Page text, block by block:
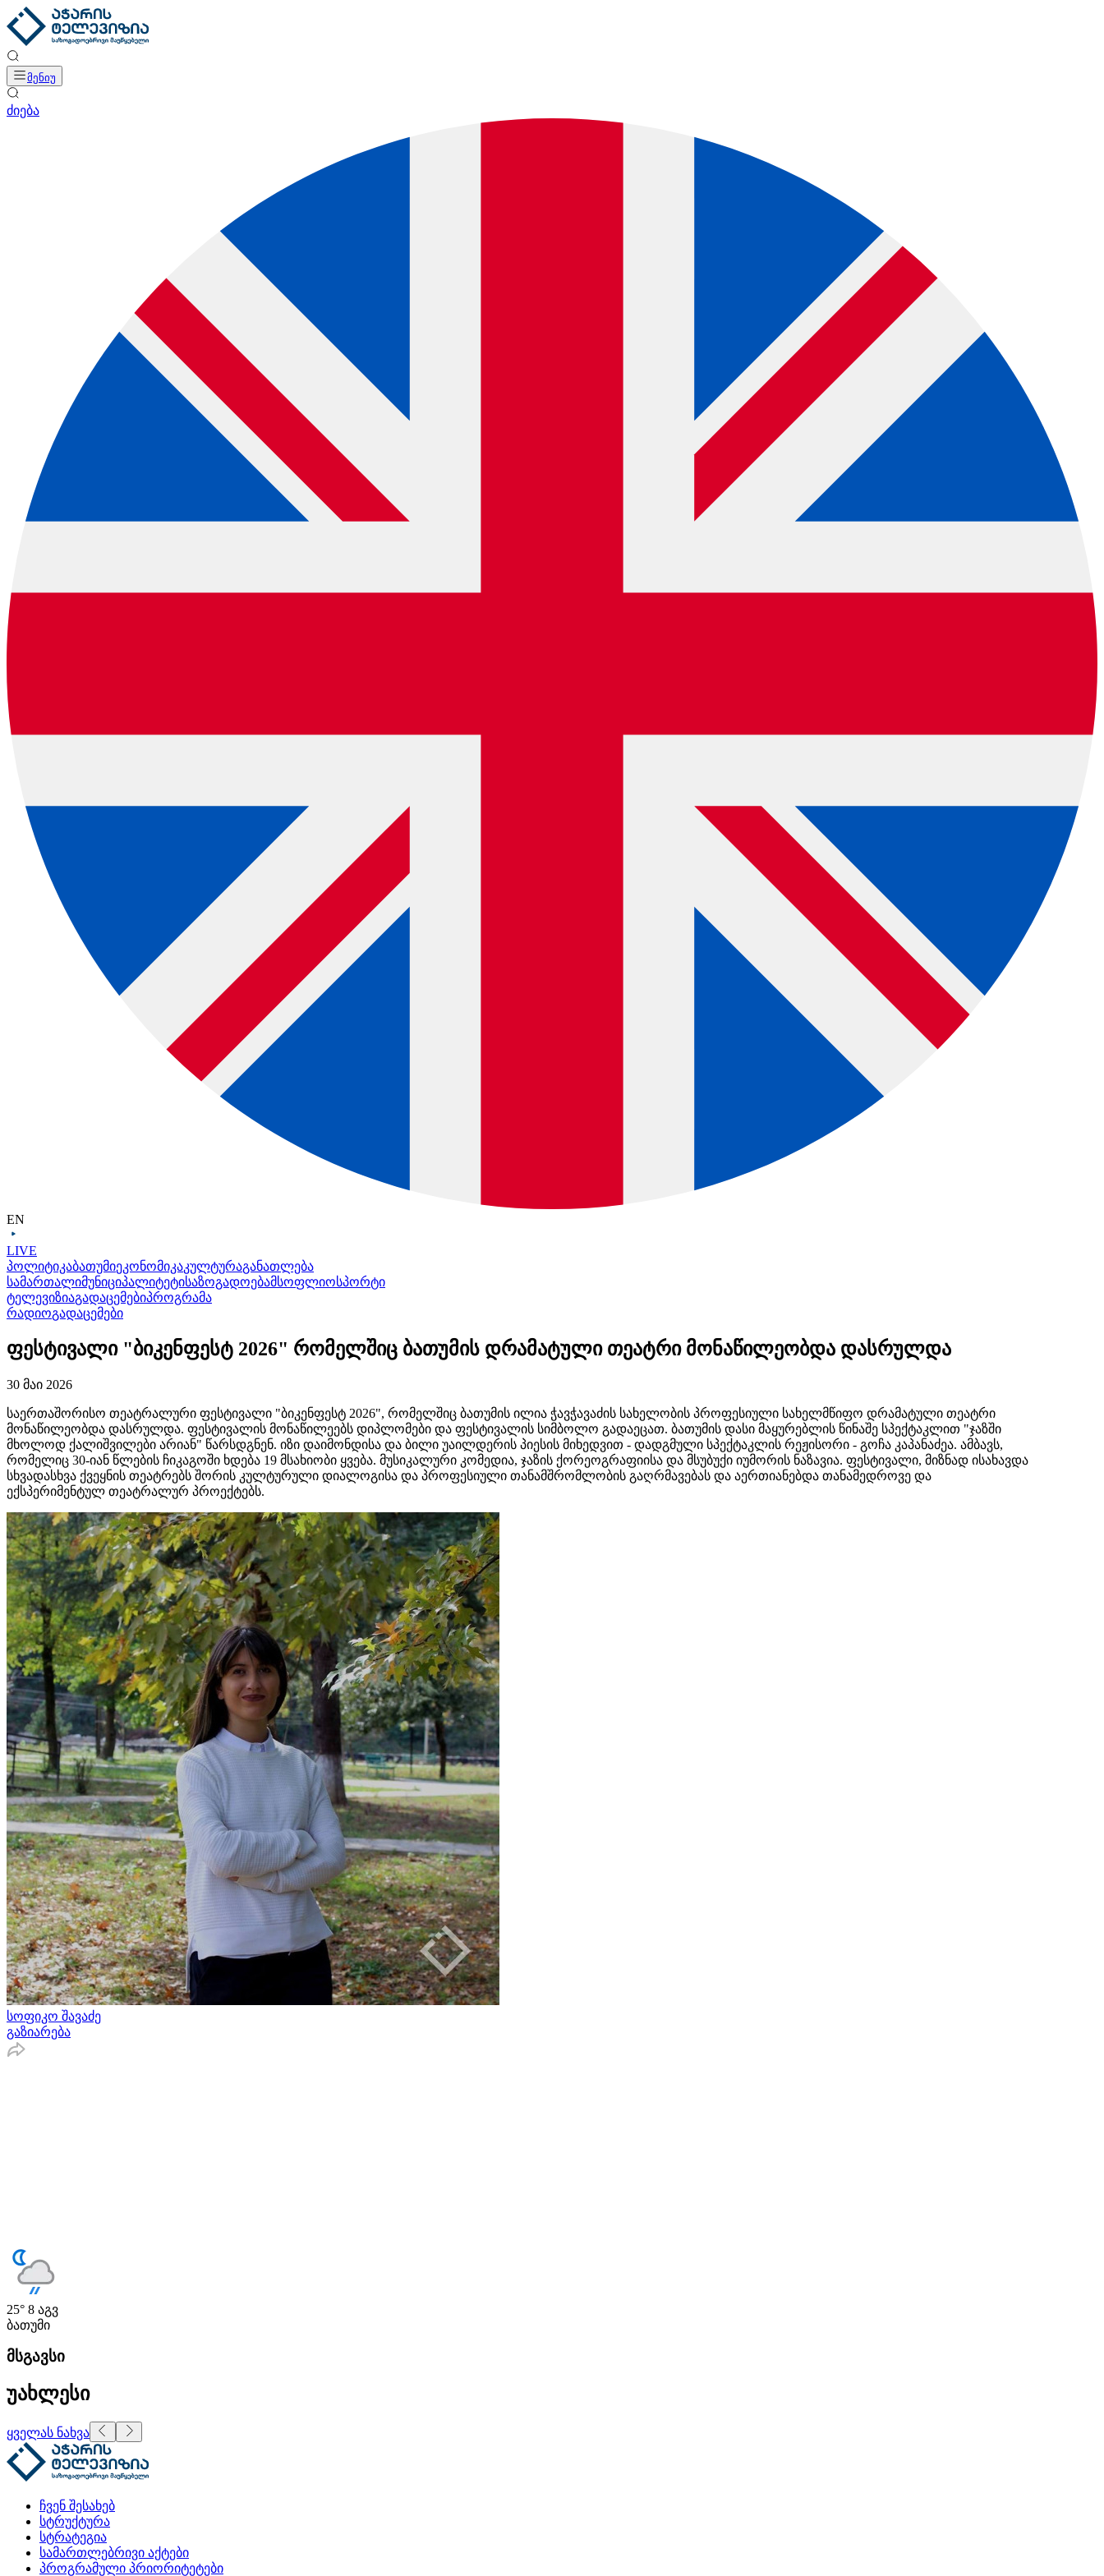
მენიუ
ძიება
EN
LIVE
პოლიტიკაბათუმიეკონომიკაკულტურაგანათლება
სამართალიმუნიციპალიტეტისაზოგადოებამსოფლიოსპორტი
ტელევიზიაგადაცემებიპროგრამა
რადიოგადაცემები
ფესტივალი "ბიკენფესტ 2026" რომელშიც ბათუმის დრამატული თეატრი მონაწილეობდა დასრულდა
30 მაი 2026
საერთაშორისო თეატრალური ფესტივალი "ბიკენფესტ 2026", რომელშიც ბათუმის ილია ჭავჭავაძის სახელობის პროფესიული სახელმწიფო დრამატული თეატრი
მონაწილეობდა დასრულდა. ფესტივალის მონაწილეებს დიპლომები და ფესტივალის სიმბოლო გადაეცათ. ბათუმის დასი მაყურებლის წინაშე სპექტაკლით "ჯაზში
მხოლოდ ქალიშვილები არიან" წარსდგნენ. იზი დაიმონდისა და ბილი უაილდერის პიესის მიხედვით - დადგმული სპექტაკლის რეჟისორი - გოჩა კაპანაძეა. ამბავს,
რომელიც 30-იან წლების ჩიკაგოში ხდება 19 მსახიობი ყვება. მუსიკალური კომედია, ჯაზის ქორეოგრაფიისა და მსუბუქი იუმორის ნაზავია. ფესტივალი, მიზნად ისახავდა
სხვადასხვა ქვეყნის თეატრებს შორის კულტურული დიალოგისა და პროფესიული თანამშრომლობის გაღრმავებას და აერთიანებდა თანამედროვე და
ექსპერიმენტულ თეატრალურ პროექტებს.
სოფიკო შავაძე
გაზიარება
25° 8 აგვ
ბათუმი
მსგავსი
უახლესი
ყველას ნახვა
ჩვენ შესახებ
სტრუქტურა
სტრატეგია
სამართლებრივი აქტები
პროგრამული პრიორიტეტები